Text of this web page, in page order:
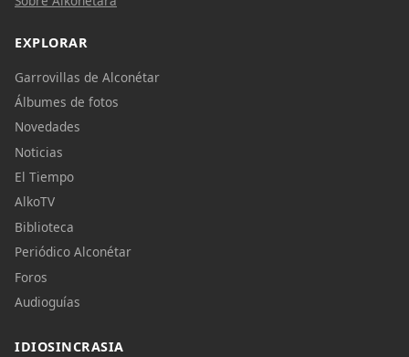
EXPLORAR
Garrovillas de Alconétar
Álbumes de fotos
Novedades
Noticias
El Tiempo
AlkoTV
Biblioteca
Periódico Alconétar
Foros
Audioguías
IDIOSINCRASIA